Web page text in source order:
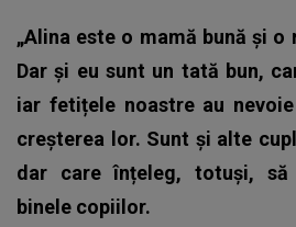
„Alina este o mamă bună și
Dar și eu sunt un tată bun,
iar fetițele noastre au
creșterea lor. Sunt și alte
dar care înțeleg, totuși, să
binele copiilor.